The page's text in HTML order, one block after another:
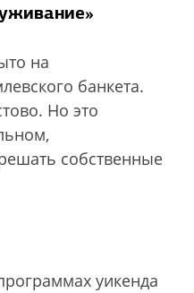
на
банкета.
Но это
собственные
уикенда